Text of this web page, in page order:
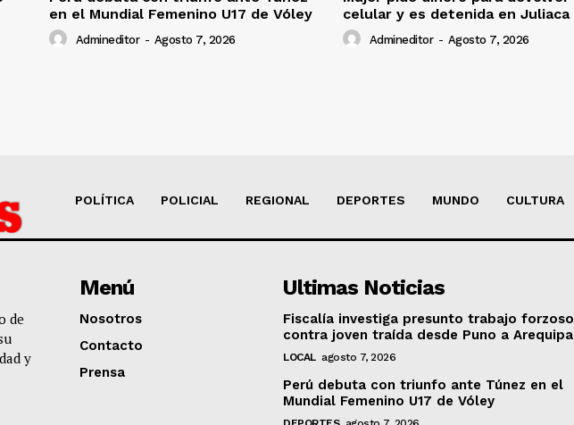
en el Mundial Femenino U17 de Vóley
Admineditor - Agosto 7, 2026
celular y es detenida en Juliaca
Admineditor - Agosto 7, 2026
POLÍTICA POLICIAL REGIONAL DEPORTES MUNDO CULTURA
de
y
Menú
Nosotros
Contacto
Prensa
Ultimas Noticias
Fiscalía investiga presunto trabajo forzoso
contra joven traída desde Puno a Arequipa
LOCAL agosto 7, 2026
Perú debuta con triunfo ante Túnez en el
Mundial Femenino U17 de Vóley